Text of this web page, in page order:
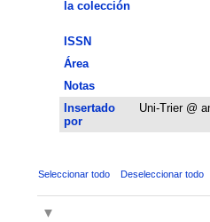
la colección
ISSN
Área
Notas
Insertado
por
Uni-Trier @
Seleccionar todo Deseleccionar todo